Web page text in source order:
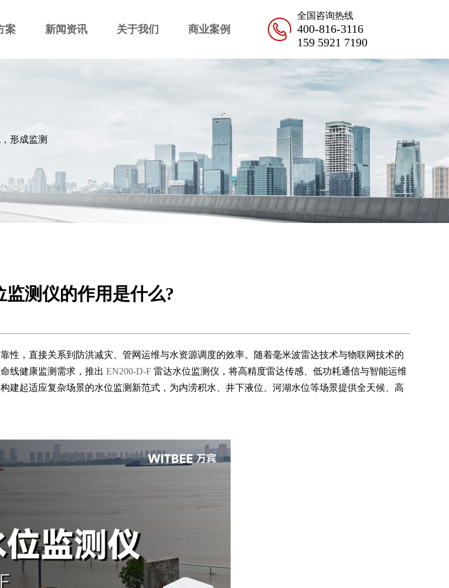
案 新闻资讯 关于我们 商业案例
全国咨询热线
400-816-3116
159 5921 7190
形成监测
监测仪的作用是什么?
性，直接关系到防洪减灾、管网运维与水资源调度的效率。随着毫米波雷达技术与物联网技术的
线健康监测需求，推出EN200-D-F 雷达水位监测仪，将高精度雷达传感、低功耗通信与智能运维
建起适应复杂场景的水位监测新范式，为内涝积水、井下液位、河湖水位等场景提供全天候、高